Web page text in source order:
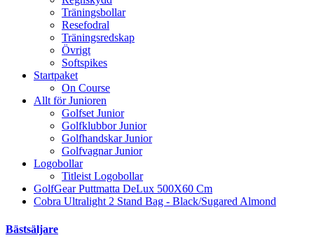
Träningsbollar
Resefodral
Träningsredskap
Övrigt
Softspikes
Startpaket
On Course
Allt för Junioren
Golfset Junior
Golfklubbor Junior
Golfhandskar Junior
Golfvagnar Junior
Logobollar
Titleist Logobollar
GolfGear Puttmatta DeLux 500X60 Cm
Cobra Ultralight 2 Stand Bag - Black/Sugared Almond
Bästsäljare